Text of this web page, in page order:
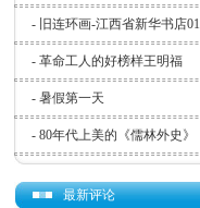
- 旧连环画-江西省新华书店01
- 革命工人的好榜样王明福
- 暑假第一天
- 80年代上美的《儒林外史》
最新评论